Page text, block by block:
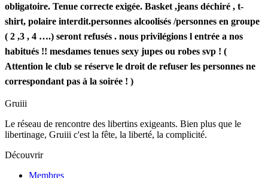
obligatoire. Tenue correcte exigée. Basket ,jeans déchiré , t-
shirt, polaire interdit.personnes alcoolisés /personnes en groupe
( 2 ,3 , 4 ….) seront refusés . nous privilégions l entrée a nos
habitués !! mesdames tenues sexy jupes ou robes svp ! (
Attention le club se réserve le droit de refuser les personnes ne
correspondant pas à la soirée ! )
Gruiii
Le réseau de rencontre des libertins exigeants. Bien plus que le
libertinage, Gruiii c'est la fête, la liberté, la complicité.
Découvrir
Membres